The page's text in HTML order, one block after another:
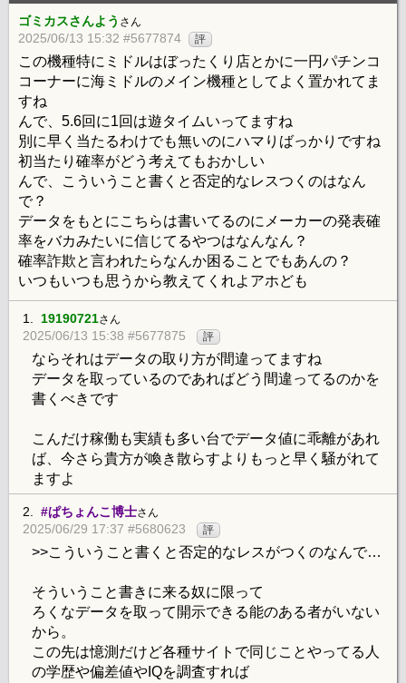
ゴミカスさんよう さん
2025/06/13 15:32 #5677874 評
この機種特にミドルはぼったくり店とかに一円パチンコ
コーナーに海ミドルのメイン機種としてよく置かれてま
すね
んで、5.6回に1回は遊タイムいってますね
別に早く当たるわけでも無いのにハマりばっかりですね
初当たり確率がどう考えてもおかしい
んで、こういうこと書くと否定的なレスつくのはなん
で？
データをもとにこちらは書いてるのにメーカーの発表確
率をバカみたいに信じてるやつはなんなん？
確率詐欺と言われたらなんか困ることでもあんの？
いつもいつも思うから教えてくれよアホども
1. 19190721さん
2025/06/13 15:38 #5677875 評
ならそれはデータの取り方が間違ってますね
データを取っているのであればどう間違ってるのかを
書くべきです
こんだけ稼働も実績も多い台でデータ値に乖離があれ
ば、今さら貴方が喚き散らすよりもっと早く騒がれて
ますよ
2. #ぱちょんこ博士さん
2025/06/29 17:37 #5680623 評
>>こういうこと書くと否定的なレスがつくのなんで…
そういうこと書きに来る奴に限って
ろくなデータを取って開示できる能のある者がいない
から。
この先は憶測だけど各種サイトで同じことやってる人
の学歴や偏差値やIQを調査すれば